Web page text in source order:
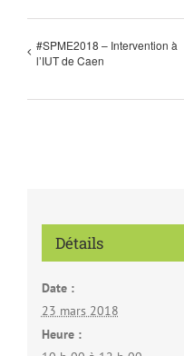
#SPME2018 – Intervention à
l’IUT de Caen
Détails
Date :
23 mars 2018
Heure :